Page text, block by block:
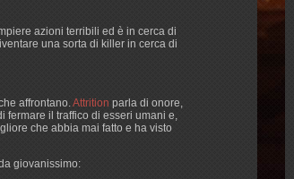
azioni terribili ed è in cerca di
una sorta di killer in cerca di
affrontano.Attrition parla di onore,
fermare il traffico di esseri umani e,
che abbia mai fatto e ha visto
giovanissimo: